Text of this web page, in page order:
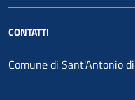
CONTATTI
Comune di Sant'Antonio